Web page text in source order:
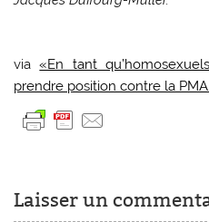
via«En tant
prendre position contre la
Laisser un